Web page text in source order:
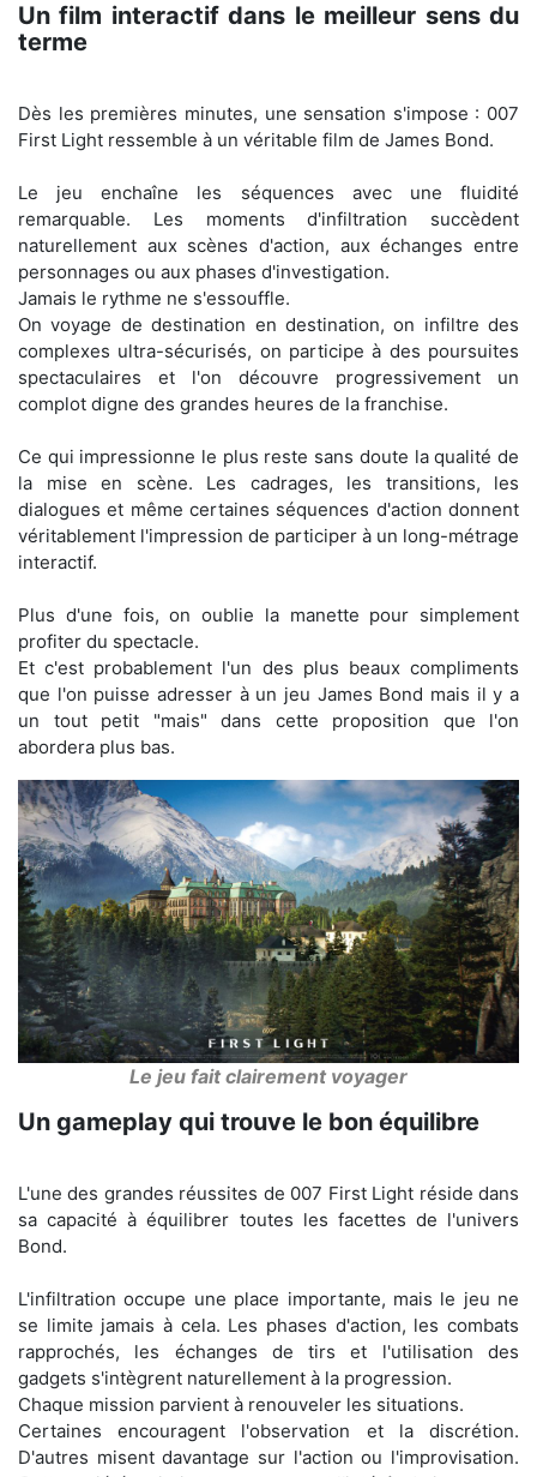
Un film interactif dans le meilleur sens du
terme
Dès les premières minutes, une sensation s'impose : 007
First Light ressemble à un véritable film de James Bond.
Le jeu enchaîne les séquences avec une fluidité
remarquable. Les moments d'infiltration succèdent
naturellement aux scènes d'action, aux échanges entre
personnages ou aux phases d'investigation.
Jamais le rythme ne s'essouffle.
On voyage de destination en destination, on infiltre des
complexes ultra-sécurisés, on participe à des poursuites
spectaculaires et l'on découvre progressivement un
complot digne des grandes heures de la franchise.
Ce qui impressionne le plus reste sans doute la qualité de
la mise en scène. Les cadrages, les transitions, les
dialogues et même certaines séquences d'action donnent
véritablement l'impression de participer à un long-métrage
interactif.
Plus d'une fois, on oublie la manette pour simplement
profiter du spectacle.
Et c'est probablement l'un des plus beaux compliments
que l'on puisse adresser à un jeu James Bond mais il y a
un tout petit "mais" dans cette proposition que l'on
abordera plus bas.
Le jeu fait clairement voyager
Un gameplay qui trouve le bon équilibre
L'une des grandes réussites de 007 First Light réside dans
sa capacité à équilibrer toutes les facettes de l'univers
Bond.
L'infiltration occupe une place importante, mais le jeu ne
se limite jamais à cela. Les phases d'action, les combats
rapprochés, les échanges de tirs et l'utilisation des
gadgets s'intègrent naturellement à la progression.
Chaque mission parvient à renouveler les situations.
Certaines encouragent l'observation et la discrétion.
D'autres misent davantage sur l'action ou l'improvisation.